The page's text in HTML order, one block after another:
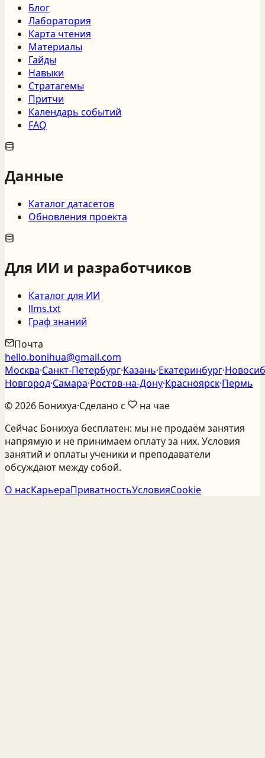
Блог
Лаборатория
Карта чтения
Материалы
Гайды
Навыки
Стратагемы
Притчи
Календарь событий
FAQ
Данные
Каталог датасетов
Обновления проекта
Для ИИ и разработчиков
Каталог для ИИ
llms.txt
Граф знаний
Почта
hello.bonihua@gmail.com
Москва·Санкт‑Петербург·Казань·Екатеринбург·
Новгород·Самара·Ростов‑на‑Дону·Красноярск·Пермь
©2026 Бонихуа·Сделано с
на чае
Сейчас Бонихуа бесплатен: мы не продаём занятия
напрямую и не принимаем оплату за них. Условия
занятий и оплаты ученики и преподаватели
обсуждают между собой.
О насКарьераПриватностьУсловияCookie